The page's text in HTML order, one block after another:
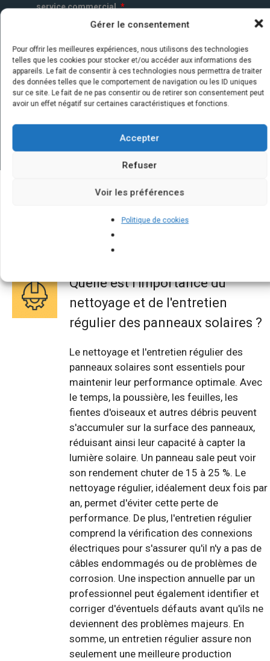
Gérer le consentement
Pour offrir les meilleures expériences, nous utilisons des technologies
telles que les cookies pour stocker et/ou accéder aux informations des
appareils. Le fait de consentir à ces technologies nous permettra de traiter
des données telles que le comportement de navigation ou les ID uniques
sur ce site. Le fait de ne pas consentir ou de retirer son consentement peut
avoir un effet négatif sur certaines caractéristiques et fonctions.
Accepter
Refuser
Voir les préférences
Politique de cookies
service commercial.*
Quelques infos sur nos centrales
solaires : questions et réponses
Quelle est l'importance du
nettoyage et de l'entretien
régulier des panneaux solaires ?
Le nettoyage et l'entretien régulier des
panneaux solaires sont essentiels pour
maintenir leur performance optimale. Avec
le temps, la poussière, les feuilles, les
fientes d'oiseaux et autres débris peuvent
s'accumuler sur la surface des panneaux,
réduisant ainsi leur capacité à capter la
lumière solaire. Un panneau sale peut voir
son rendement chuter de 15 à 25 %. Le
nettoyage régulier, idéalement deux fois par
an, permet d'éviter cette perte de
performance. De plus, l'entretien régulier
comprend la vérification des connexions
électriques pour s'assurer qu'il n'y a pas de
câbles endommagés ou de problèmes de
corrosion. Une inspection annuelle par un
professionnel peut également identifier et
corriger d'éventuels défauts avant qu'ils ne
deviennent des problèmes majeurs. En
somme, un entretien régulier assure non
seulement une meilleure production